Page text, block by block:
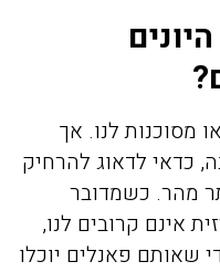
מסוכנות לנו. אך
כדאי לדאוג להרחיק
מהר. כשמדובר
אינם קרובים לנו,
שאותם פאנלים יוכלו